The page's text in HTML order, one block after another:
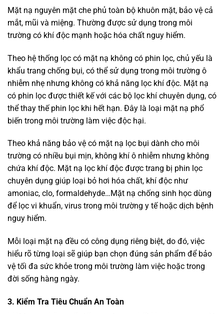
Mặt nạ nguyên mặt che phủ toàn bộ khuôn mặt, bảo vệ cả
mắt, mũi và miệng. Thường được sử dụng trong môi
trường có khí độc mạnh hoặc hóa chất nguy hiểm.
Theo hệ thống lọc có mặt nạ không có phin lọc, chủ yếu là
khẩu trang chống bụi, có thể sử dụng trong môi trường ô
nhiễm nhẹ nhưng không có khả năng lọc khí độc. Mặt nạ
có phin lọc được thiết kế với các bộ lọc khí chuyên dụng, có
thể thay thế phin lọc khi hết hạn. Đây là loại mặt nạ phổ
biến trong môi trường làm việc độc hại.
Theo khả năng bảo vệ có mặt nạ lọc bụi dành cho môi
trường có nhiều bụi mịn, không khí ô nhiễm nhưng không
chứa khí độc. Mặt nạ lọc khí độc được trang bị phin lọc
chuyên dụng giúp loại bỏ hơi hóa chất, khí độc như
amoniac, clo, formaldehyde…Mặt nạ chống sinh học dùng
để lọc vi khuẩn, virus trong môi trường y tế hoặc dịch bệnh
nguy hiểm.
Mỗi loại mặt nạ đều có công dụng riêng biệt, do đó, việc
hiểu rõ từng loại sẽ giúp bạn chọn đúng sản phẩm để bảo
vệ tối đa sức khỏe trong môi trường làm việc hoặc trong
đời sống hàng ngày.
3. Kiểm Tra Tiêu Chuẩn An Toàn